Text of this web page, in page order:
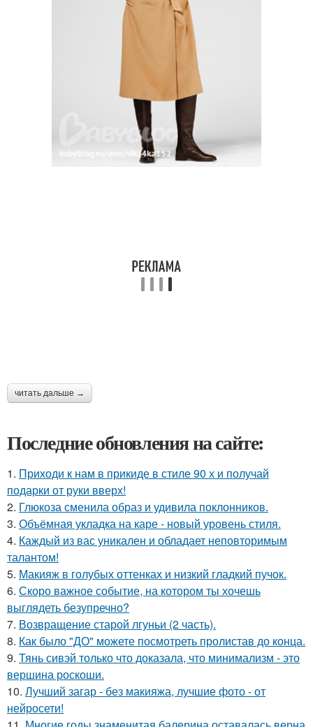
читать дальше →
Последние обновления на сайте:
1. Приходи к нам в прикиде в стиле 90 х и получай
подарки от руки вверх!
2. Глюкоза сменила образ и удивила поклонников.
3. Объёмная укладка на каре - новый уровень стиля.
4. Каждый из вас уникален и обладает неповторимым
талантом!
5. Макияж в голубых оттенках и низкий гладкий пучок.
6. Скоро важное событие, на котором ты хочешь
выглядеть безупречно?
7. Возвращение старой лгуньи (2 часть).
8. Как было "ДО" можете посмотреть пролистав до конца.
9. Тянь сивэй только что доказала, что минимализм - это
вершина роскоши.
10. Лучший загар - без макияжа, лучшие фото - от
нейросети!